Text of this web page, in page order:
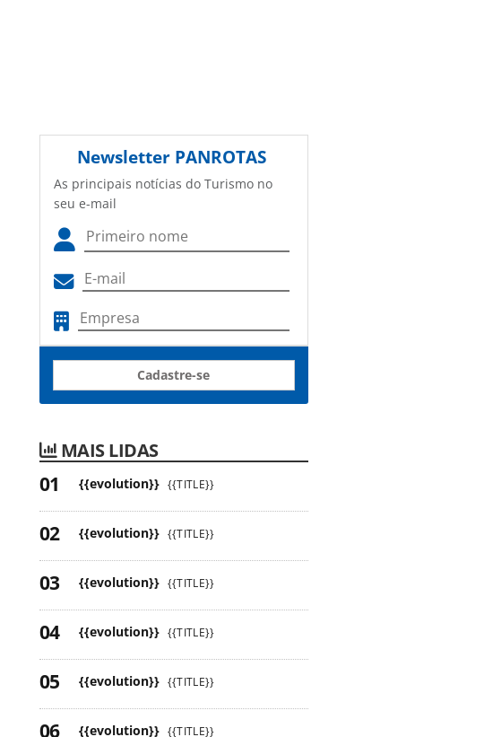
Newsletter PANROTAS
As principais notícias do Turismo no
seu e-mail
Cadastre-se
MAIS LIDAS
{{evolution}} {{TITLE}}
{{evolution}} {{TITLE}}
{{evolution}} {{TITLE}}
{{evolution}} {{TITLE}}
{{evolution}} {{TITLE}}
{{evolution}} {{TITLE}}